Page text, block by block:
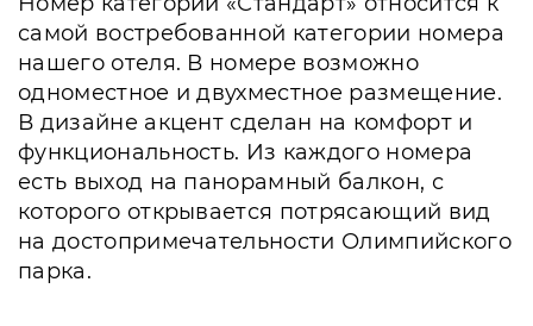
самой востребованной категории номера
нашего отеля. В номере возможно
одноместное и двухместное размещение.
В дизайне акцент сделан на комфорт и
функциональность. Из каждого номера
есть выход на панорамный балкон, с
которого открывается потрясающий вид
на достопримечательности Олимпийского
парка.